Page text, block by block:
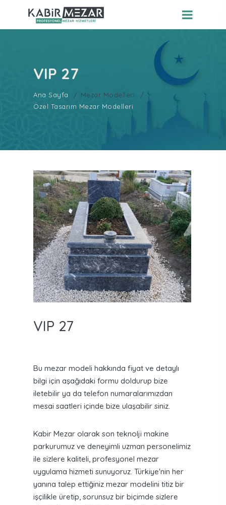
VIP 27
Ana Sayfa
Mezar Modelleri
Özel Tasarım Mezar Modelleri
VIP 27
Bu mezar modeli hakkında fiyat ve detaylı
bilgi için aşağıdaki formu doldurup bize
iletebilir ya da telefon numaralarımızdan
mesai saatleri içinde bize ulaşabilir siniz.
Kabir Mezar olarak son teknolji makine
parkurumuz ve deneyimli uzman personelimiz
ile sizlere kaliteli, profesyonel mezar
uygulama hizmeti sunuyoruz. Türkiye'nin her
yanına talep ettiğiniz mezar modelini titiz bir
işçilikle üretip, sorunsuz bir biçimde sizlere